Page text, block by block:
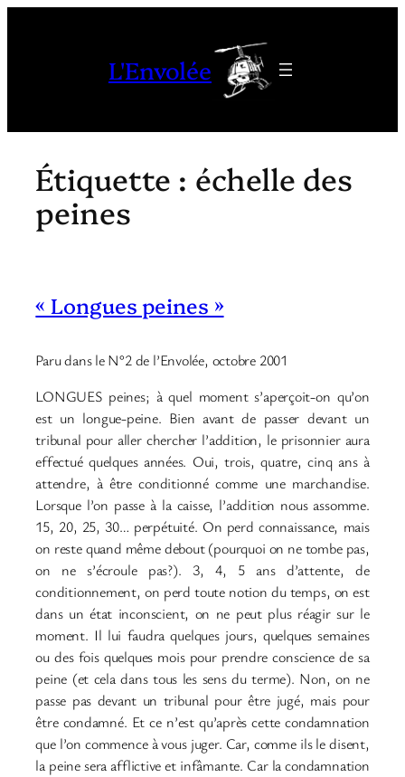
L'Envolée
Étiquette : échelle des
peines
« Longues peines »
Paru dans le N°2 de l’Envolée, octobre 2001
LONGUES peines; à quel moment s’aperçoit-on qu’on
est un longue-peine. Bien avant de passer devant un
tribunal pour aller chercher l’addition, le prisonnier aura
effectué quelques années. Oui, trois, quatre, cinq ans à
attendre, à être conditionné comme une marchandise.
Lorsque l’on passe à la caisse, l’addition nous assomme.
15, 20, 25, 30… perpétuité. On perd connaissance, mais
on reste quand même debout (pourquoi on ne tombe pas,
on ne s’écroule pas?). 3, 4, 5 ans d’attente, de
conditionnement, on perd toute notion du temps, on est
dans un état inconscient, on ne peut plus réagir sur le
moment. Il lui faudra quelques jours, quelques semaines
ou des fois quelques mois pour prendre conscience de sa
peine (et cela dans tous les sens du terme). Non, on ne
passe pas devant un tribunal pour être jugé, mais pour
être condamné. Et ce n’est qu’après cette condamnation
que l’on commence à vous juger. Car, comme ils le disent,
la peine sera afflictive et infâmante. Car la condamnation